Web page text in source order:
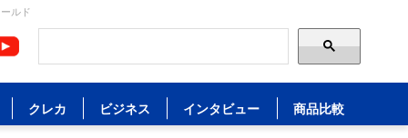
ルド
クレカ ビジネス インタビュー 商品比較